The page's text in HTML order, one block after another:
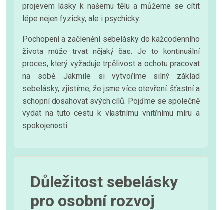
projevem lásky k našemu tělu a můžeme se cítit
lépe nejen fyzicky, ale i psychicky.
Pochopení a začlenění sebelásky do každodenního
života může trvat nějaký čas. Je to kontinuální
proces, který vyžaduje trpělivost a ochotu pracovat
na sobě. Jakmile si vytvoříme silný základ
sebelásky, zjistíme, že jsme více otevření, šťastní a
schopní dosahovat svých cílů. Pojďme se společně
vydat na tuto cestu k vlastnímu vnitřnímu míru a
spokojenosti.
Důležitost sebelásky
pro osobní rozvoj